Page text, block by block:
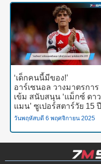
‘เด็กคนนี้มีของ!’
อาร์เซนอล วางมาตรการ
เข้ม สนับสนุน ‘แม็กซ์ ดาว
แมน’ ซูเปอร์สตาร์วัย 15 ปี
วันพฤหัสบดี 6 พฤศจิกายน 2025